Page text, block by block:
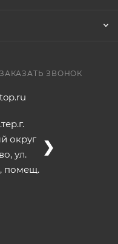
ЗАКАЗАТЬ ЗВОНОК
округ
ул.
помещ.
❯